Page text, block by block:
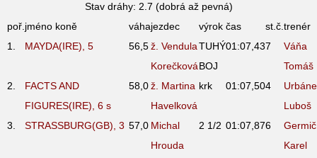
Stav dráhy: 2.7 (dobrá až pevná)
poř.jméno koně váhajezdec výrok čas st.č.trenér
1.
MAYDA(IRE), 5 56,5ž. Vendula
Korečková
TUHÝ
BOJ
01:07,437
Váňa
Tomáš
2.
FACTS AND
FIGURES(IRE), 6 s
58,0ž. Martina
Havelková
krk 01:07,504
Luboš
3.
STRASSBURG(GB), 3 57,0 Michal
Hrouda
2 1/2 01:07,876
Germič
Karel